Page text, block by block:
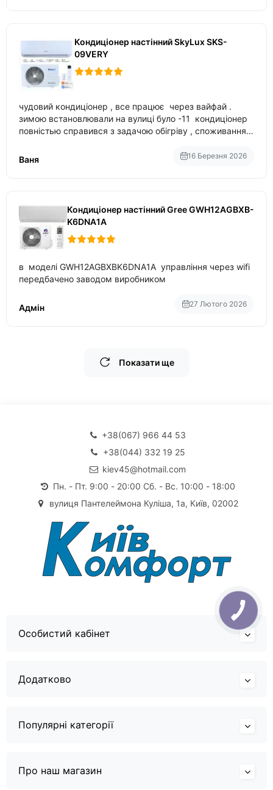
Кондиціонер настінний SkyLux SKS-
09VERY
чудовий кондиціонер , все працює через вайфай .
зимою встановлювали на вулиці було -11 кондиціонер
повністью справився з задачою обігріву , споживання
температури
Ваня 16 Березня 2026
Кондиціонер настінний Gree GWH12AGBXB-
K6DNA1A
в моделі GWH12AGBXBK6DNA1A управління через wifi
передбачено заводом виробником
Адмін 27 Лютого 2026
Показати ще
+38(067) 966 44 53
+38(044) 332 19 25
kiev45@hotmail.com
Пн. - Пт. 9:00 - 20:00 Сб. - Вс. 10:00 - 18:00
вулиця Пантелеймона Куліша, 1а, Київ, 02002
Особистий кабінет
Додатково
Популярні категорії
Про наш магазин